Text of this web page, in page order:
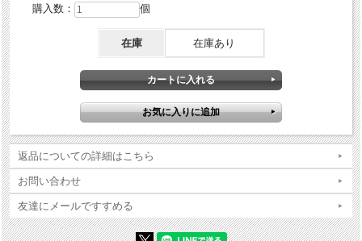
購入数： 個
在庫 在庫あり
返品についての詳細はこちら
お問い合わせ
友達にメールですすめる